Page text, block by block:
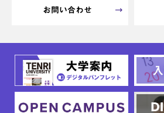
お問い合わせ